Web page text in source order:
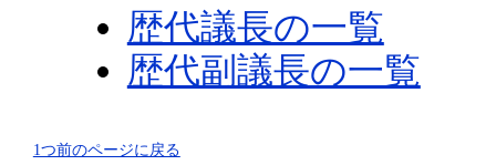
歴代議長の一覧
歴代副議長の一覧
1つ前のページに戻る